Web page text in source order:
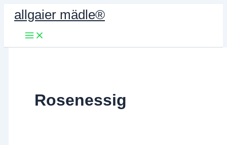
Zum
Inhalt
springen
allgaier mädle®
Rosenessig